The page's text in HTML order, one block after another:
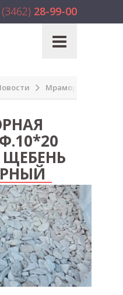
28-99-00
Мраморная